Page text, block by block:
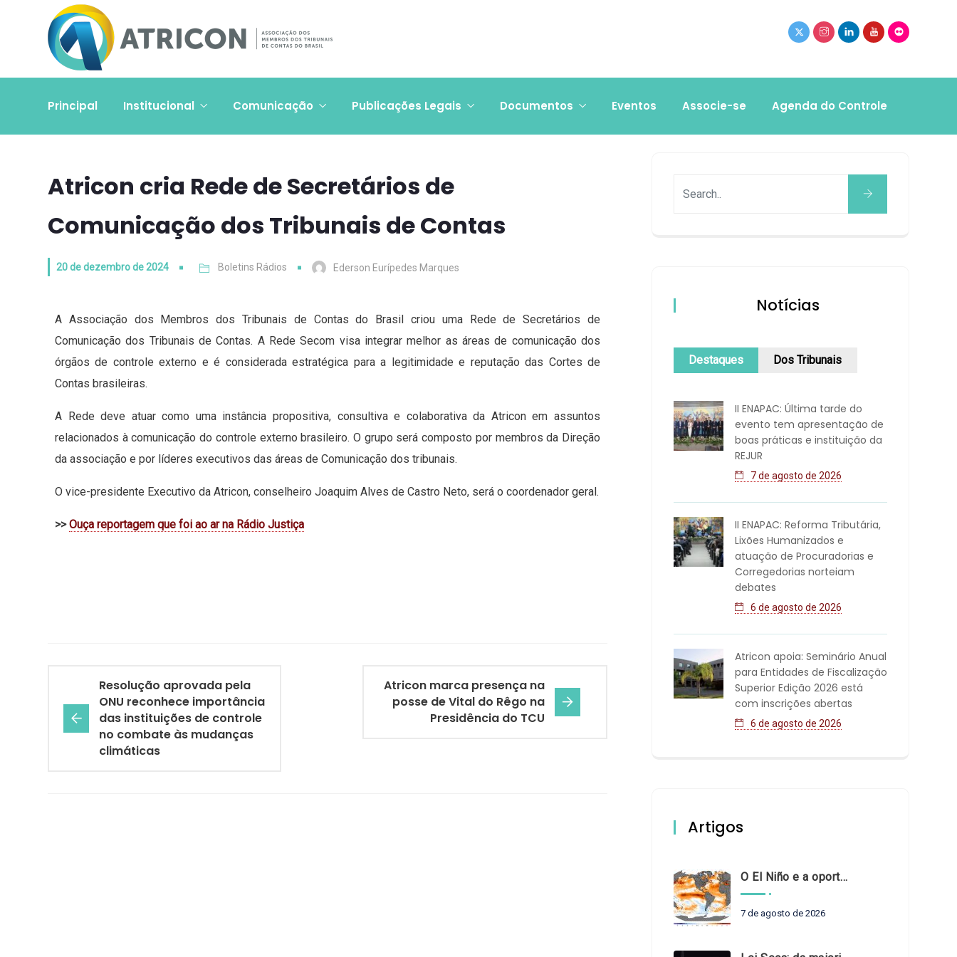
Principal Institucional Comunicação Publicações Legais Documentos Eventos Associe-se Agenda do Controle
Atricon cria Rede de Secretários de
Comunicação dos Tribunais de Contas
20 de dezembro de 2024 Boletins Rádios Ederson Eurípedes Marques
A Associação dos Membros dos Tribunais de Contas do Brasil criou uma Rede de Secretários de
Comunicação dos Tribunais de Contas. A Rede Secom visa integrar melhor as áreas de comunicação dos
órgãos de controle externo e é considerada estratégica para a legitimidade e reputação das Cortes de
Contas brasileiras.
A Rede deve atuar como uma instância propositiva, consultiva e colaborativa da Atricon em assuntos
relacionados à comunicação do controle externo brasileiro. O grupo será composto por membros da Direção
da associação e por líderes executivos das áreas de Comunicação dos tribunais.
O vice-presidente Executivo da Atricon, conselheiro Joaquim Alves de Castro Neto, será o coordenador geral.
>>Ouça reportagem que foi ao ar na Rádio Justiça
Resolução aprovada pela
ONU reconhece importância
das instituições de controle
no combate às mudanças
climáticas
Atricon marca presença na
posse de Vital do Rêgo na
Presidência do TCU
Notícias
Destaques Dos Tribunais
II ENAPAC: Última tarde do
evento tem apresentação de
boas práticas e instituição da
REJUR
7 de agosto de 2026
II ENAPAC: Reforma Tributária,
Lixões Humanizados e
atuação de Procuradorias e
Corregedorias norteiam
debates
6 de agosto de 2026
Atricon apoia: Seminário Anual
para Entidades de Fiscalização
Superior Edição 2026 está
com inscrições abertas
6 de agosto de 2026
Artigos
O El Niño e a oportunidade de fortalecer o controle externo das políticas climáticas
7 de agosto de 2026